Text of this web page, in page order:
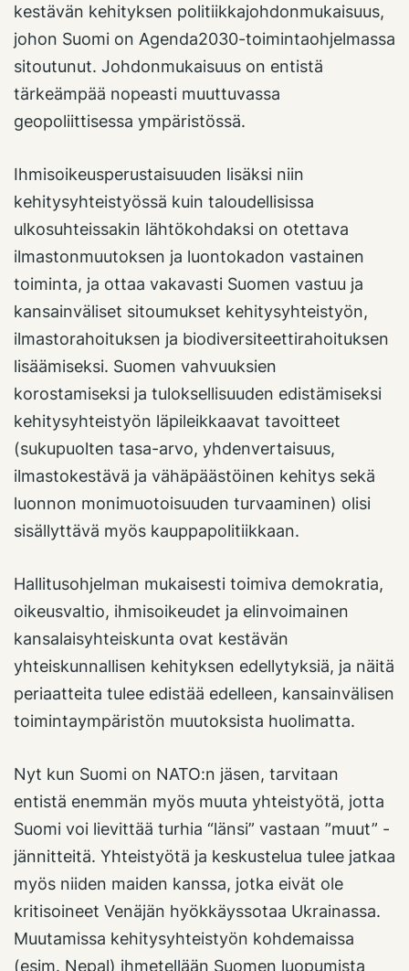
kestävän kehityksen politiikkajohdonmukaisuus,
johon Suomi on Agenda2030-toimintaohjelmassa
sitoutunut. Johdonmukaisuus on entistä
tärkeämpää nopeasti muuttuvassa
geopoliittisessa ympäristössä.
Ihmisoikeusperustaisuuden lisäksi niin
kehitysyhteistyössä kuin taloudellisissa
ulkosuhteissakin lähtökohdaksi on otettava
ilmastonmuutoksen ja luontokadon vastainen
toiminta, ja ottaa vakavasti Suomen vastuu ja
kansainväliset sitoumukset kehitysyhteistyön,
ilmastorahoituksen ja biodiversiteettirahoituksen
lisäämiseksi. Suomen vahvuuksien
korostamiseksi ja tuloksellisuuden edistämiseksi
kehitysyhteistyön läpileikkaavat tavoitteet
(sukupuolten tasa-arvo, yhdenvertaisuus,
ilmastokestävä ja vähäpäästöinen kehitys sekä
luonnon monimuotoisuuden turvaaminen) olisi
sisällyttävä myös kauppapolitiikkaan.
Hallitusohjelman mukaisesti toimiva demokratia,
oikeusvaltio, ihmisoikeudet ja elinvoimainen
kansalaisyhteiskunta ovat kestävän
yhteiskunnallisen kehityksen edellytyksiä, ja näitä
periaatteita tulee edistää edelleen, kansainvälisen
toimintaympäristön muutoksista huolimatta.
Nyt kun Suomi on NATO:n jäsen, tarvitaan
entistä enemmän myös muuta yhteistyötä, jotta
Suomi voi lievittää turhia “länsi” vastaan ”muut” -
jännitteitä. Yhteistyötä ja keskustelua tulee jatkaa
myös niiden maiden kanssa, jotka eivät ole
kritisoineet Venäjän hyökkäyssotaa Ukrainassa.
Muutamissa kehitysyhteistyön kohdemaissa
(esim. Nepal) ihmetellään Suomen luopumista